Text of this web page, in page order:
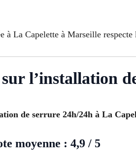
à La Capelette à Marseille
l’installation
de serrure 24h/24h à La
moyenne : 4,9 / 5